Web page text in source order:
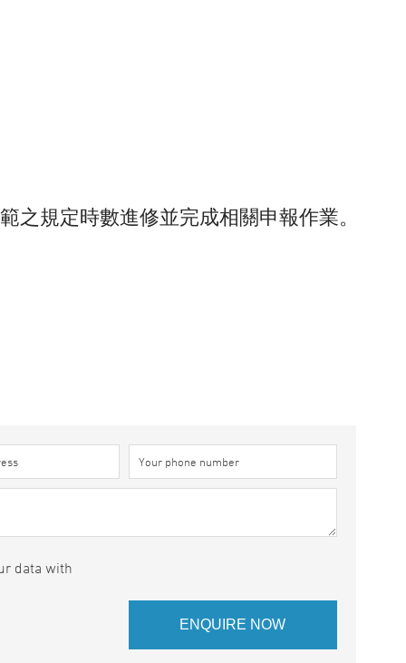
之規定時數進修並完成相關申報作業。
data with